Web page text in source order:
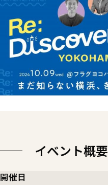
イベント概要
開催日